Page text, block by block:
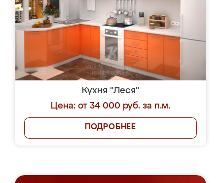
Кухня "Леся"
Цена: от 34 000 руб. за п.м.
ПОДРОБНЕЕ